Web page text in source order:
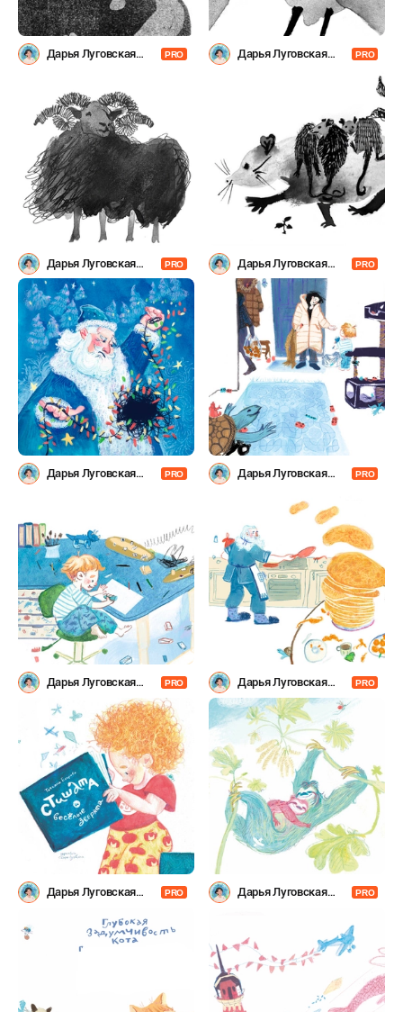
Дарья Луговская
PRO
Дарья Луговская
PRO
Дарья Луговская
(Laflartae)
PRO
Дарья Луговская
(Laflartae)
PRO
Дарья Луговская
PRO
Дарья Луговская
PRO
Дарья Луговская
(Laflartae)
PRO
Дарья Луговская
(Laflartae)
PRO
Дарья Луговская
PRO
Дарья Луговская
PRO